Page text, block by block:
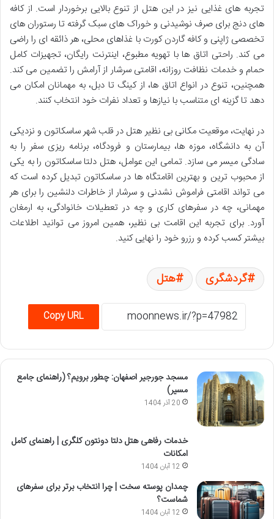
تجربه های غذایی نیز در این هتل از تنوع بالایی برخوردار است. از کافه
های دنج برای صرف نوشیدنی و خوراک های سبک گرفته تا رستوران های
تخصصی ژاپنی و کافه گاردن کورت با غذاهای محلی، هر ذائقه ای را راضی
می کند. راحتی اتاق ها با تهویه مطبوع، اینترنت رایگان، تجهیزات کامل
حمام و خدمات نظافت روزانه، اقامتی سرشار از آرامش را تضمین می کند.
همچنین، تنوع در انواع اتاق ها، از کینگ تا دبل، به مهمانان امکان می
دهد تا گزینه ای متناسب با نیازها و تعداد نفرات خود انتخاب کنند.
در نهایت، موقعیت مکانی بی نظیر هتل در قلب شهر ساسکاتون و نزدیکی
آن به دانشگاه، موزه ها، بیمارستان و فرودگاه، برنامه ریزی سفر را به
سادگی میسر می سازد. تمامی این عوامل، هتل دلتا ساسکاتون را به یکی
از محبوب ترین و بهترین اقامتگاه ها در ساسکاتون تبدیل کرده است که
می تواند اقامتی فراموش نشدنی و سرشار از خاطرات دلنشین را برای هر
مهمانی، چه در سفرهای کاری و چه در تعطیلات خانوادگی، به ارمغان
آورد. برای تجربه این اقامت بی نظیر، همین امروز می توانید اطلاعات
بیشتر کسب کرده و رزرو خود را نهایی کنید.
گردشگری هتل
Copy URL
مسجد جورجیر اصفهان: چطور برویم؟ (راهنمای جامع
مسیر)
20 آذر 1404
خدمات رفاهی هتل دلتا دونتون کلگری | راهنمای کامل
امکانات
12 آبان 1404
چمدان پوسته سخت | چرا انتخاب برتر برای سفرهای
شماست؟
12 آبان 1404